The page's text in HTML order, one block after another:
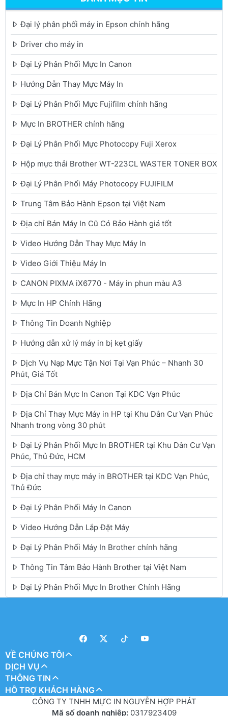
Đại lý phân phối máy in Epson chính hãng
Driver cho máy in
Đại Lý Phân Phối Mực In Canon
Hướng Dẫn Thay Mực Máy In
Đại Lý Phân Phối Mực Fujifilm chính hãng
Mực In BROTHER chính hãng
Đại Lý Phân Phối Mực Photocopy Fuji Xerox
Hộp mực thải Brother WT-223CL WASTER TONER BOX
Đại Lý Phân Phối Máy Photocopy FUJIFILM
Trung Tâm Bảo Hành Epson tại Việt Nam
Địa chỉ Bán Máy In Cũ Có Bảo Hành giá tốt
Video Hướng Dẫn Thay Mực Máy In
Video Giới Thiệu Máy In
CANON PIXMA iX6770 - Máy in phun màu A3
Mực In HP Chính Hãng
Thông Tin Doanh Nghiệp
Hướng dẫn xử lý máy in bị kẹt giấy
Dịch Vụ Nạp Mực Tận Nơi Tại Vạn Phúc – Nhanh 30
Phút, Giá Tốt
Địa Chỉ Bán Mực In Canon Tại KDC Vạn Phúc
Địa Chỉ Thay Mực Máy in HP tại Khu Dân Cư Vạn Phúc
Nhanh trong vòng 30 phút
Đại Lý Phân Phối Mực In BROTHER tại Khu Dân Cư Vạn
Phúc, Thủ Đức, HCM
Địa chỉ thay mực máy in BROTHER tại KDC Vạn Phúc,
Thủ Đức
Đại Lý Phân Phối Máy In Canon
Video Hướng Dẫn Lắp Đặt Máy
Đại Lý Phân Phối Máy In Brother chính hãng
Thông Tin Tâm Bảo Hành Brother tại Việt Nam
Đại Lý Phân Phối Mực In Brother Chính Hãng
VỀ CHÚNG TÔI
DỊCH VỤ
THÔNG TIN
HỖ TRỢ KHÁCH HÀNG
CÔNG TY TNHH MỰC IN NGUYỄN HỢP PHÁT
Mã số doanh nghiệp: 0317923409